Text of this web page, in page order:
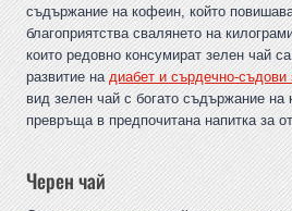
съдържание на кофеин, който
благоприятства свалянето на
които редовно консумират зелен чай
развитие надиабет и сърдечно-съдови
вид зелен чай с богато съдържание на
превръща в предпочитана напитка за
Черен чай